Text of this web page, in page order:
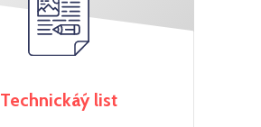
Technickáý list